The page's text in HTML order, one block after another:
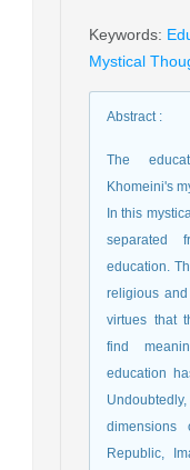
Keywords:
Mystical
Abstract:
The
Khomeini's
In this
separated
education.
religious
virtues that
find
education
Republic,